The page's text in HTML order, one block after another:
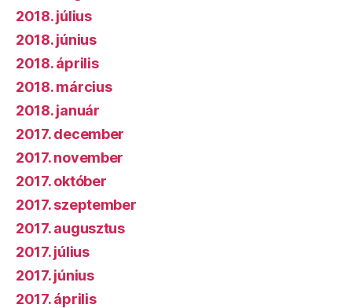
2018. július
2018. június
2018. április
2018. március
2018. január
2017. december
2017. november
2017. október
2017. szeptember
2017. augusztus
2017. július
2017. június
2017. április